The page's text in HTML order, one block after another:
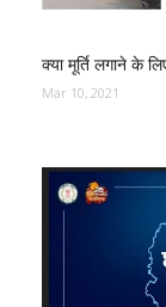
क्या मूर्ति लगाने के
Mar 10, 2021